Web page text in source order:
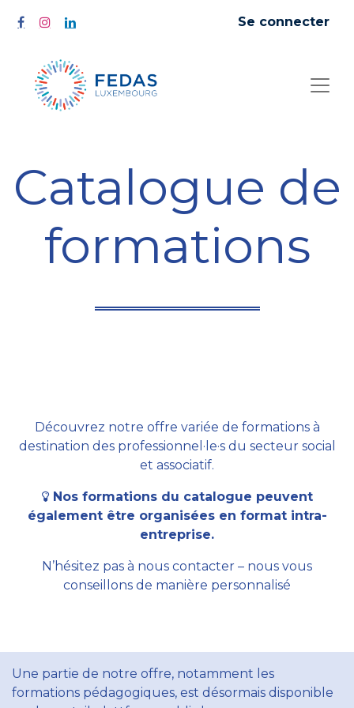
Se connecter
Catalogue de
formations
Découvrez notre offre variée de formations à
destination des professionnel·le·s du secteur social
et associatif.
Nos formations du catalogue peuvent
également être organisées en format intra-
entreprise.
N’hésitez pas à nous contacter – nous vous
conseillons de manière personnalisé
Une partie de notre offre, notamment les
formations pédagogiques, est désormais disponible